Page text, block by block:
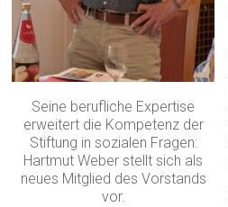
Seine berufliche Expertise
erweitert die Kompetenz der
Stiftung in sozialen Fragen:
Hartmut Weber stellt sich als
neues Mitglied des Vorstands
vor.